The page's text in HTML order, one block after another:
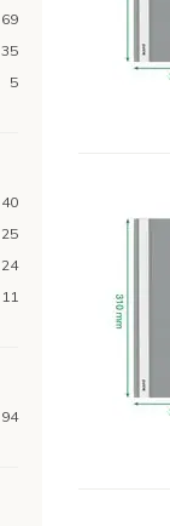
69
35
5
40
25
24
11
94